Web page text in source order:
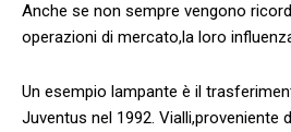
Anche se non sempre vengono
operazioni di mercato,la loro
Un esempio lampante è il
Juventus ⁣nel 1992. Vialli,proveniente